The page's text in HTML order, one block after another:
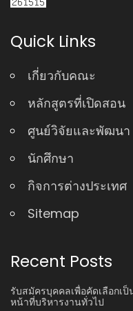
Quick Links
เกี่ยวกับคณะ
หลักสูตรที่เปิดสอน
ศูนย์วิจัยและพัฒนา
นักศึกษา
กิจการต่างประเทศ
Sitemap
Recent Posts
รับสมัครบุคคลเพื่อคัดเลือกเป็
หน้าที่บริหารงานทั่วไป